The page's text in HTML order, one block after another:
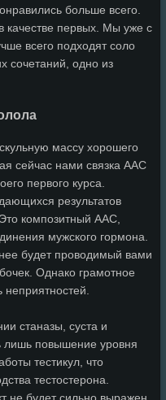
больше всего.
качестве первых. Мы уже с
всего подходят соло
сочетаний, одно из
массу хорошего
сейчас нами связка ААС
первого курса.
результатов
композитный ААС,
мужского гормона.
будет проводимый вами
Однако грамотное
станазы, суста и
лишь повышение уровня
тестикул, что
тестостерона.